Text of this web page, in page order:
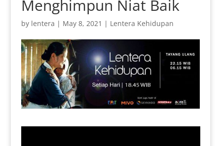
Menghimpun Niat Baik
by lentera | May 8, 2021 | Lentera Kehidupan